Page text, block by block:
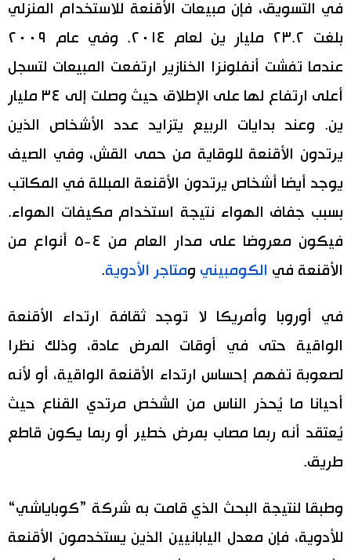
في التسويق، فإن مبيعات الأقنعة للاستخدام المنزلي
بلغت ٢٣.٢ مليار ين لعام ٢٠١٤. وفي عام ٢٠٠٩
عندما تفشت أنفلونزا الخنازير ارتفعت المبيعات لتسجل
أعلى ارتفاع لها على الإطلاق حيث وصلت إلى ٣٤ مليار
ين. وعند بدايات الربيع يتزايد عدد الأشخاص الذين
يرتدون الأقنعة للوقاية من حمى القش، وفي الصيف
يوجد أيضا أشخاص يرتدون الأقنعة المبللة في المكاتب
بسبب جفاف الهواء نتيجة استخدام مكيفات الهواء.
فيكون معروضا على مدار العام من ٤-٥ أنواع من
الأقنعة في الكومبيني ومتاجر الأدوية.
في أوروبا وأمريكا لا توجد ثقافة ارتداء الأقنعة
الواقية حتى في أوقات المرض عادة، وذلك نظرا
لصعوبة تفهم إحساس ارتداء الأقنعة الواقية، أو لأنه
أحيانا ما يُحذر الناس من الشخص مرتدي القناع حيث
يُعتقد أنه ربما مصاب بمرض خطير أو ربما يكون قاطع
طريق.
وطبقا لنتيجة البحث الذي قامت به شركة ”كوباياشي“
للأدوية، فإن معدل اليابانيين الذين يستخدمون الأقنعة